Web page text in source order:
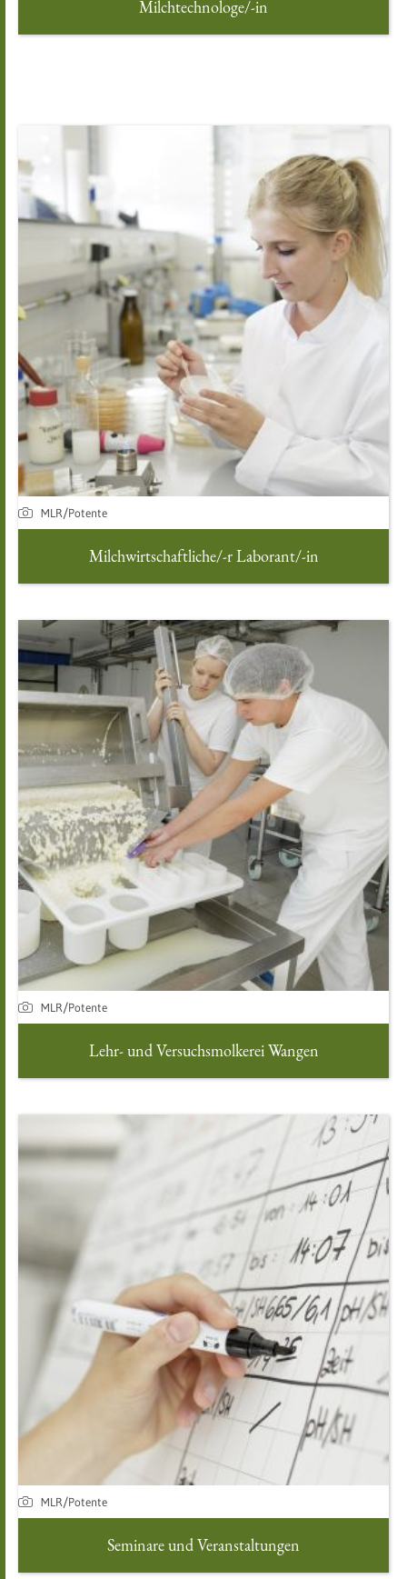
Milchtechnologe/-in
MLR/Potente
Milchwirtschaftliche/-r Laborant/-in
MLR/Potente
Lehr- und Versuchsmolkerei Wangen
MLR/Potente
Seminare und Veranstaltungen